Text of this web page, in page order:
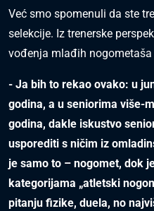
Već smo spomenuli da ste
selekcije. Iz trenerske
vođenja mlađih
- Ja bih to rekao ovako: u
godina, a u seniorima više-
godina, dakle iskustvo
usporediti s ničim iz
je samo to – nogomet, dok
kategorijama „atletski
pitanju fizike, duela, no